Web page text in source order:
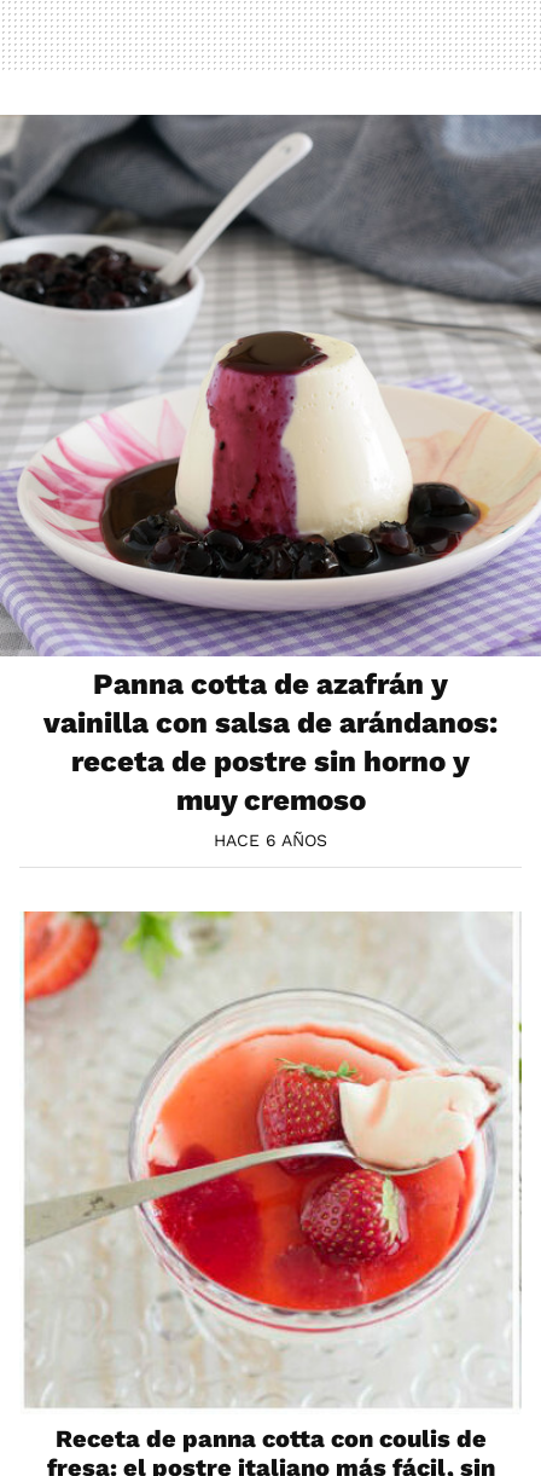
Panna cotta de azafrán y
vainilla con salsa de arándanos:
receta de postre sin horno y
muy cremoso
HACE 6 AÑOS
Receta de panna cotta con coulis de
fresa: el postre italiano más fácil, sin